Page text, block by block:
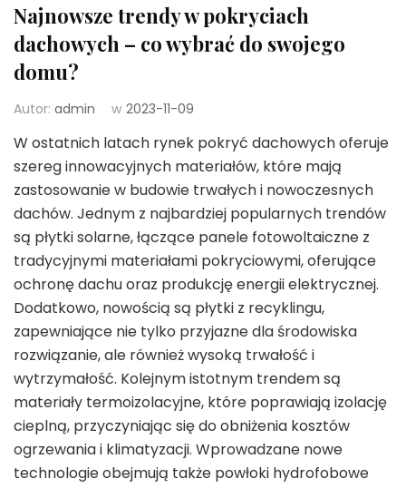
Najnowsze trendy w pokryciach
dachowych – co wybrać do swojego
domu?
Autor: admin w 2023-11-09
W ostatnich latach rynek pokryć dachowych oferuje
szereg innowacyjnych materiałów, które mają
zastosowanie w budowie trwałych i nowoczesnych
dachów. Jednym z najbardziej popularnych trendów
są płytki solarne, łączące panele fotowoltaiczne z
tradycyjnymi materiałami pokryciowymi, oferujące
ochronę dachu oraz produkcję energii elektrycznej.
Dodatkowo, nowością są płytki z recyklingu,
zapewniające nie tylko przyjazne dla środowiska
rozwiązanie, ale również wysoką trwałość i
wytrzymałość. Kolejnym istotnym trendem są
materiały termoizolacyjne, które poprawiają izolację
cieplną, przyczyniając się do obniżenia kosztów
ogrzewania i klimatyzacji. Wprowadzane nowe
technologie obejmują także powłoki hydrofobowe